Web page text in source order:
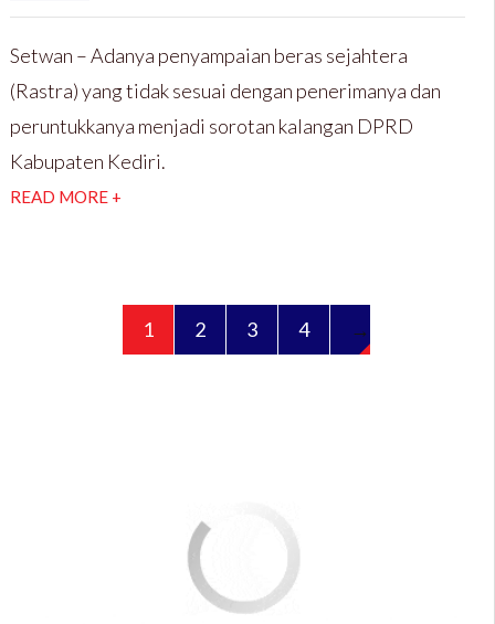
Peruntukkan
Beras
Setwan – Adanya penyampaian beras sejahtera
(Rastra) yang tidak sesuai dengan penerimanya dan
peruntukkanya menjadi sorotan kalangan DPRD
Kabupaten Kediri.
READ MORE +
1 2 3 4 →